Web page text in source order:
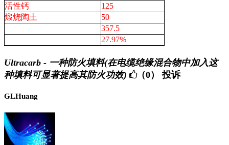
活性钙
125
煅烧陶土
50
357.5
27.97%
Ultracarb - 一种防火填料(在电缆绝缘混合物中加入这
种填料可显著提高其防火功效)
（0） 投诉
GLHuang